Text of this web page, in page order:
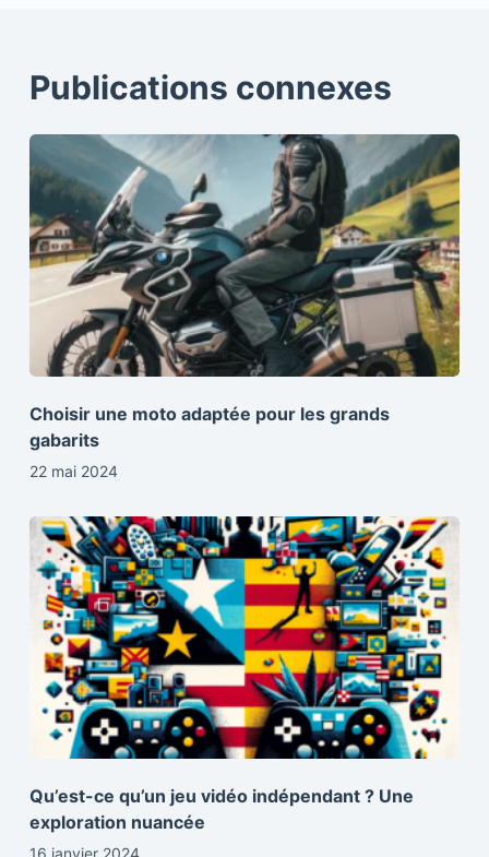
Publications connexes
Choisir une moto adaptée pour les grands
gabarits
22 mai 2024
Qu’est-ce qu’un jeu vidéo indépendant ? Une
exploration nuancée
16 janvier 2024